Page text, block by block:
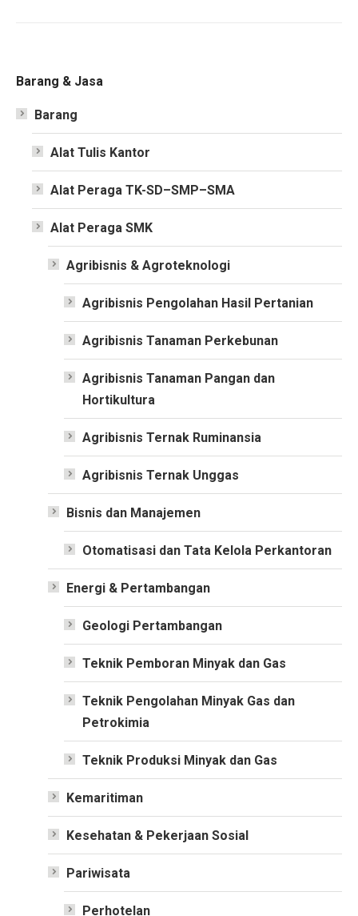
Barang & Jasa
Barang
Alat Tulis Kantor
Alat Peraga TK-SD–SMP–SMA
Alat Peraga SMK
Agribisnis & Agroteknologi
Agribisnis Pengolahan Hasil Pertanian
Agribisnis Tanaman Perkebunan
Agribisnis Tanaman Pangan dan
Hortikultura
Agribisnis Ternak Ruminansia
Agribisnis Ternak Unggas
Bisnis dan Manajemen
Otomatisasi dan Tata Kelola Perkantoran
Energi & Pertambangan
Geologi Pertambangan
Teknik Pemboran Minyak dan Gas
Teknik Pengolahan Minyak Gas dan
Petrokimia
Teknik Produksi Minyak dan Gas
Kemaritiman
Kesehatan & Pekerjaan Sosial
Pariwisata
Perhotelan